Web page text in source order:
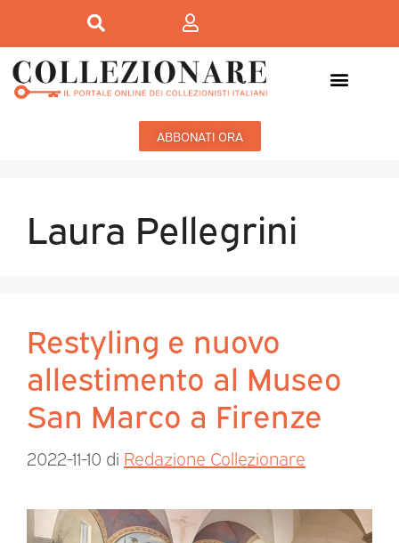
ABBONATI ORA
Laura Pellegrini
Restyling e nuovo
allestimento al Museo
San Marco a Firenze
2022-11-10 di Redazione Collezionare